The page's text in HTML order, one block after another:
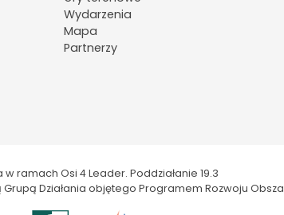
Wydarzenia
Mapa
Partnerzy
ramach Osi 4 Leader. Poddziałanie 19.3
Działania objętego Programem Rozwoju